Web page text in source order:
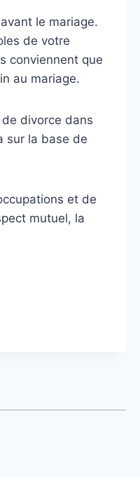
le mariage.
de votre
conviennent que
au mariage.
divorce dans
sur la base de
et de
mutuel, la